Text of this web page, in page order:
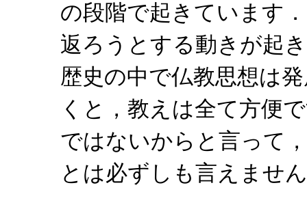
の段階で起きています
返ろうとする動きが起
歴史の中で仏教思想は
くと，教えは全て方便
ではないからと言って
とは必ずしも言えませ